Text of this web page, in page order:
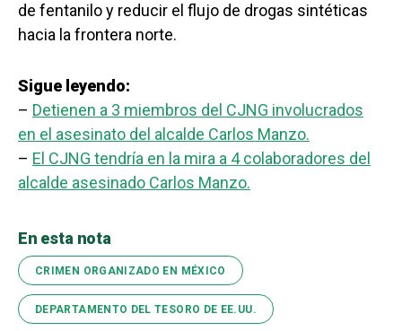
de fentanilo y reducir el flujo de drogas sintéticas
hacia la frontera norte.
Sigue leyendo:
– Detienen a 3 miembros del CJNG involucrados
en el asesinato del alcalde Carlos Manzo.
– El CJNG tendría en la mira a 4 colaboradores del
alcalde asesinado Carlos Manzo.
En esta nota
CRIMEN ORGANIZADO EN MÉXICO
DEPARTAMENTO DEL TESORO DE EE.UU.